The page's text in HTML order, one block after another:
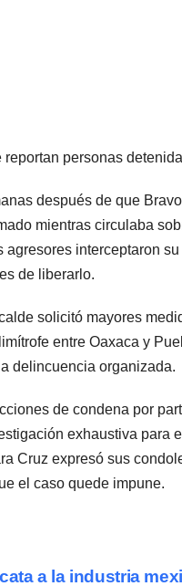
reportan personas
después de que
mientras circulaba
agresores interceptaron
de liberarlo.
solicitó mayores
entre Oaxaca y
delincuencia organizada.
de condena por
exhaustiva para
Cruz expresó sus
el caso quede impune.
a la industria